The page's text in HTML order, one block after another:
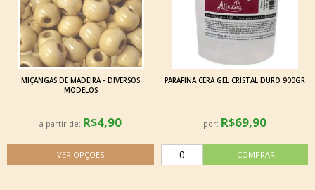
MIÇANGAS DE MADEIRA - DIVERSOS
MODELOS
a partir de: R$4,90
PARAFINA CERA GEL CRISTAL DURO 900GR
por: R$69,90